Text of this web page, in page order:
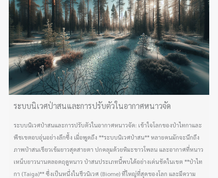
ระบบนิเวศป่าสนและการปรับตัวในอากาศหนาวจัด
ระบบนิเวศป่าสนและการปรับตัวในอากาศหนาวจัด: เข้าใจโลกของป่าไทกาและ
พืชเขตอบอุ่นอย่างลึกซึ้ง เมื่อพูดถึง **ระบบนิเวศป่าสน** หลายคนมักจะนึกถึง
ภาพป่าสนเขียวเข้มยาวสุดสายตา ปกคลุมด้วยหิมะขาวโพลน และอากาศที่หนาว
เหน็บยาวนานตลอดฤดูหนาว ป่าสนประเภทนี้พบได้อย่างเด่นชัดในเขต **ป่าไท
กา (Taiga)** ซึ่งเป็นหนึ่งในชีวนิเวศ (Biome) ที่ใหญ่ที่สุดของโลก และมีความ